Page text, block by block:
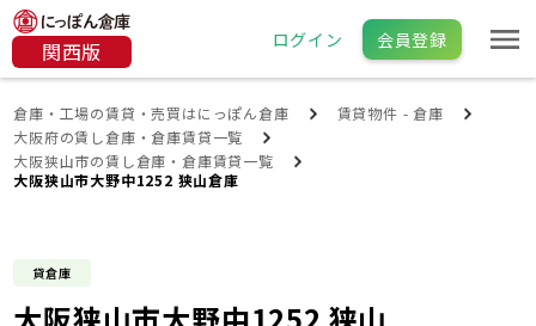
関西版 ログイン 会員登録
倉庫・工場の賃貸・売買はにっぽん倉庫
賃貸物件 - 倉庫
大阪府の賃し倉庫・倉庫賃貸一覧
大阪狭山市の賃し倉庫・倉庫賃貸一覧
大阪狭山市大野中1252 狭山倉庫
貸倉庫